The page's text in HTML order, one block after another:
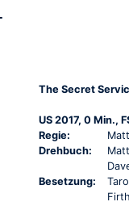
The Secret
US 2017, 0 Min.,
Regie:
Drehbuch:
Besetzung: